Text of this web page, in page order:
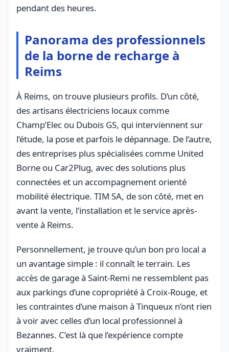
pendant des heures.
Panorama des professionnels
de la borne de recharge à
Reims
À Reims, on trouve plusieurs profils. D’un côté,
des artisans électriciens locaux comme
Champ’Elec ou Dubois GS, qui interviennent sur
l’étude, la pose et parfois le dépannage. De l’autre,
des entreprises plus spécialisées comme United
Borne ou Car2Plug, avec des solutions plus
connectées et un accompagnement orienté
mobilité électrique. TIM SA, de son côté, met en
avant la vente, l’installation et le service après-
vente à Reims.
Personnellement, je trouve qu’un bon pro local a
un avantage simple : il connaît le terrain. Les
accès de garage à Saint-Remi ne ressemblent pas
aux parkings d’une copropriété à Croix-Rouge, et
les contraintes d’une maison à Tinqueux n’ont rien
à voir avec celles d’un local professionnel à
Bezannes. C’est là que l’expérience compte
vraiment.